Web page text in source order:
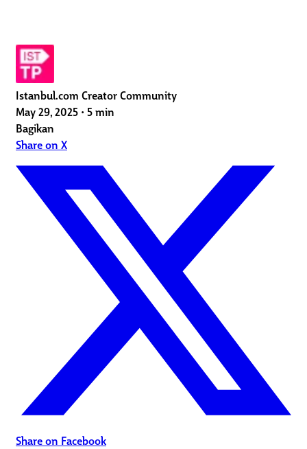
Istanbul.com Creator Community
May 29, 2025 • 5 min
Bagikan
Share on X
Share on Facebook